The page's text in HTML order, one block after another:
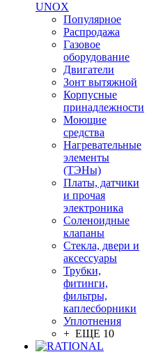
UNOX
Популярное
Распродажа
Газовое
оборудование
Двигатели
Зонт вытяжной
Корпусные
принадлежности
Моющие
средства
Нагревательные
элементы
(ТЭНы)
Платы, датчики
и прочая
электроника
Соленоидные
клапаны
Стекла, двери и
аксессуары
Трубки,
фитинги,
фильтры,
каплесборники
Уплотнения
+ ЕЩЕ 10